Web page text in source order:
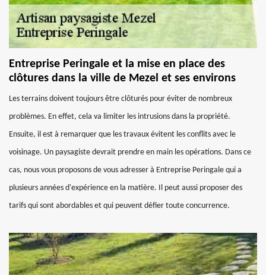
Entreprise Peringale et la mise en place des
clôtures dans la ville de Mezel et ses environs
Les terrains doivent toujours être clôturés pour éviter de nombreux
problèmes. En effet, cela va limiter les intrusions dans la propriété.
Ensuite, il est à remarquer que les travaux évitent les conflits avec le
voisinage. Un paysagiste devrait prendre en main les opérations. Dans ce
cas, nous vous proposons de vous adresser à Entreprise Peringale qui a
plusieurs années d'expérience en la matière. Il peut aussi proposer des
tarifs qui sont abordables et qui peuvent défier toute concurrence.